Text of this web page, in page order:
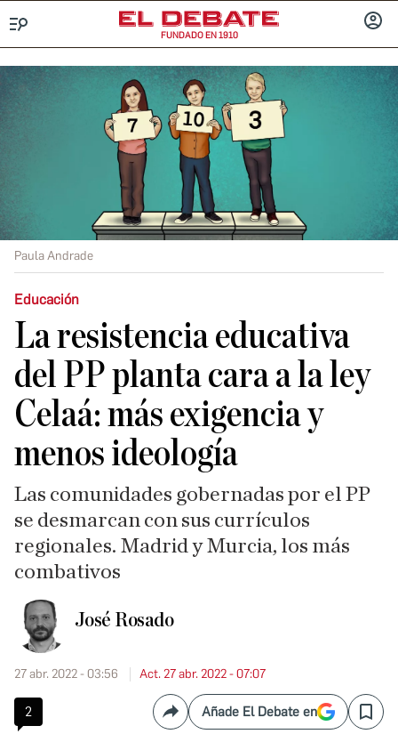
FUNDADO EN 1910
Paula Andrade
Educación
La resistencia educativa
del PP planta cara a la ley
Celaá: más exigencia y
menos ideología
Las comunidades gobernadas por el PP
se desmarcan con sus currículos
regionales. Madrid y Murcia, los más
combativos
José Rosado
27 abr. 2022 - 03:56 Act. 27 abr. 2022 - 07:07
2 CompartirAñade El Debate en Save